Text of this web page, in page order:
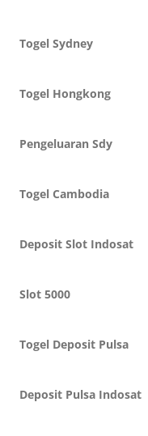
Togel Sydney
Togel Hongkong
Pengeluaran Sdy
Togel Cambodia
Deposit Slot Indosat
Slot 5000
Togel Deposit Pulsa
Deposit Pulsa Indosat